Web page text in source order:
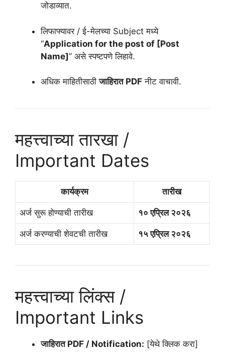
जोडाव्यात.
लिफाफ्यावर / ई-मेलच्या Subject मध्ये
“Application for the post of [Post
Name]” असे स्पष्टपणे लिहावे.
अधिक माहितीसाठीजाहिरात PDF नीट वाचावी.
महत्त्वाच्या तारखा /
Important Dates
कार्यक्रम तारीख
अर्ज सुरू होण्याची तारीख १० एप्रिल २०२६
अर्ज करण्याची शेवटची तारीख १५ एप्रिल २०२६
महत्त्वाच्या लिंक्स /
Important Links
जाहिरात PDF / Notification: [येथे क्लिक करा]